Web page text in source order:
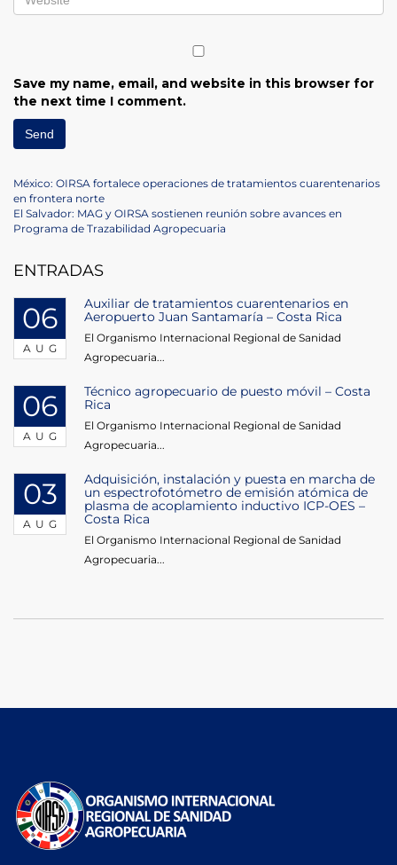
Save my name, email, and website in this browser for
the next time I comment.
Post
navigation
Previous
Post
México: OIRSA fortalece operaciones de tratamientos cuarentenarios
en frontera norte
Next
Post
El Salvador: MAG y OIRSA sostienen reunión sobre avances en
Programa de Trazabilidad Agropecuaria
ENTRADAS
06
AUG
Auxiliar de tratamientos cuarentenarios en
Aeropuerto Juan Santamaría – Costa Rica
El Organismo Internacional Regional de Sanidad
Agropecuaria...
06
AUG
Técnico agropecuario de puesto móvil – Costa
Rica
El Organismo Internacional Regional de Sanidad
Agropecuaria...
03
AUG
Adquisición, instalación y puesta en marcha de
un espectrofotómetro de emisión atómica de
plasma de acoplamiento inductivo ICP-OES –
Costa Rica
El Organismo Internacional Regional de Sanidad
Agropecuaria...